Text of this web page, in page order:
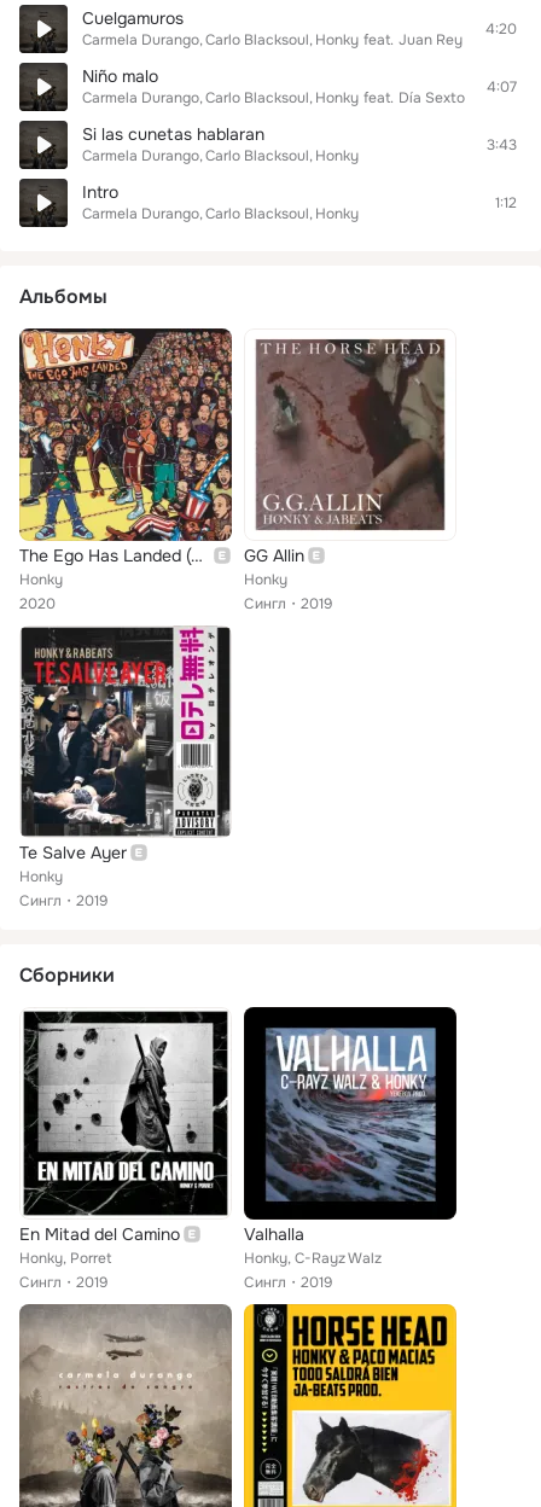
Cuelgamuros
Carmela Durango Carlo Blacksoul Honky feat. Juan Rey
4:20
Niño malo
Carmela Durango Carlo Blacksoul Honky feat. Día Sexto
4:07
Si las cunetas hablaran
Carmela Durango Carlo Blacksoul Honky
3:43
Intro
Carmela Durango Carlo Blacksoul Honky
1:12
Альбомы
The Ego Has Landed (Remastered)
Honky
2020
GG Allin
Honky
Сингл
2019
Te Salve Ayer
Honky
Сингл
2019
Сборники
En Mitad del Camino
Honky, Porret
Сингл
2019
Valhalla
Honky, C-Rayz Walz
Сингл
2019